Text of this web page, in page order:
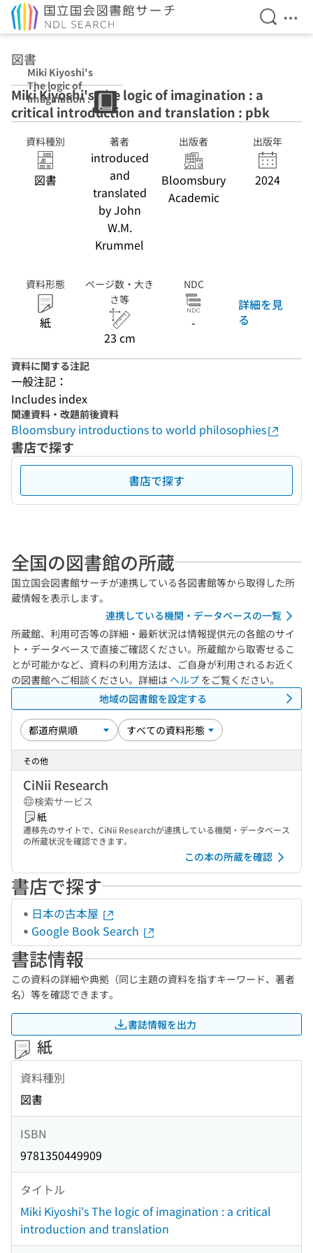
検索を
メ
図書
Miki Kiyoshi's
The logic of
imagination : a
critical
introduction
and translation :
pbk
Miki Kiyoshi's The logic of imagination : a
critical introduction and translation : pbk
資料種別
図書
著者
introduced
and
translated
by John
W.M.
Krummel
出版者
Bloomsbury
Academic
出版年
2024
資料形態
紙
ページ数・大き
さ等
23 cm
NDC
-
詳細を見
る
資料に関する注記
一般注記：
Includes index
関連資料・改題前後資料
Bloomsbury introductions to world philosophies
書店で探す
書店で探す
全国の図書館の所蔵
国立国会図書館サーチが連携している各図書館等から取得した所
蔵情報を表示します。
連携している機関・データベースの一覧
所蔵館、利用可否等の詳細・最新状況は情報提供元の各館のサイ
ト・データベースで直接ご確認ください。所蔵館から取寄せるこ
とが可能かなど、資料の利用方法は、ご自身が利用されるお近く
の図書館へご相談ください。詳細は ヘルプ をご覧ください。
地域の図書館を設定する
その他
CiNii Research
検索サービス
紙
遷移先のサイトで、CiNii Researchが連携している機関・データベース
の所蔵状況を確認できます。
この本の所蔵を確認
書店で探す
日本の古本屋
Google Book Search
書誌情報
この資料の詳細や典拠（同じ主題の資料を指すキーワード、著者
名）等を確認できます。
書誌情報を出力
紙
資料種別
図書
ISBN
9781350449909
タイトル
Miki Kiyoshi's The logic of imagination : a critical
introduction and translation